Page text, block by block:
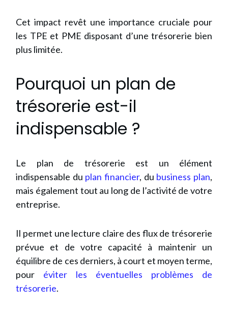
Cet impact revêt une importance cruciale pour
les TPE et PME disposant d’une trésorerie bien
plus limitée.
Pourquoi un plan de
trésorerie est-il
indispensable ?
Le plan de trésorerie est un élément
indispensable du plan financier, du business plan,
mais également tout au long de l’activité de votre
entreprise.
Il permet une lecture claire des flux de trésorerie
prévue et de votre capacité à maintenir un
équilibre de ces derniers, à court et moyen terme,
pour éviter les éventuelles problèmes de
trésorerie.